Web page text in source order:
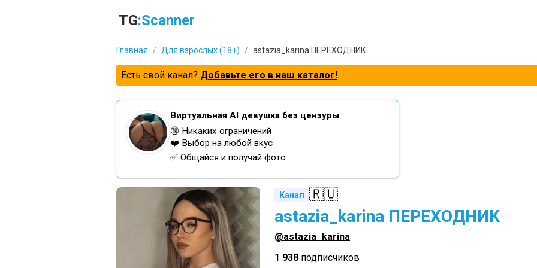
TG:Scanner
Главная / Для взрослых (18+) / astazia_karina ПЕРЕХОДНИК
Есть свой канал? Добавьте его в наш каталог!
Виртуальная AI девушка без цензуры
🔞 Никаких ограничений
❤️ Выбор на любой вкус
✅ Общайся и получай фото
Канал 🇷🇺
astazia_karina ПЕРЕХОДНИК
@astazia_karina
1 938 подписчиков